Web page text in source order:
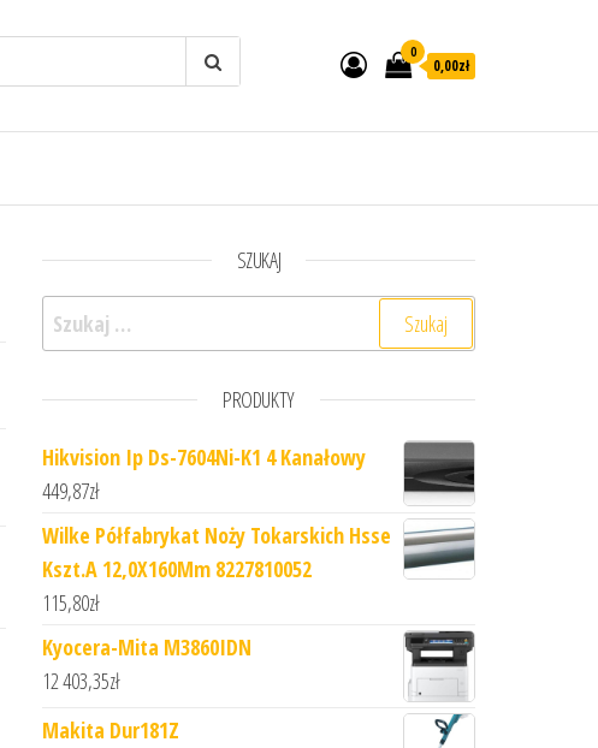
0
0,00zł
SZUKAJ
Szukaj:
PRODUKTY
Hikvision Ip Ds-7604Ni-K1 4 Kanałowy
449,87zł
Wilke Półfabrykat Noży Tokarskich Hsse
Kszt.A 12,0X160Mm 8227810052
115,80zł
Kyocera-Mita M3860IDN
12 403,35zł
Makita Dur181Z